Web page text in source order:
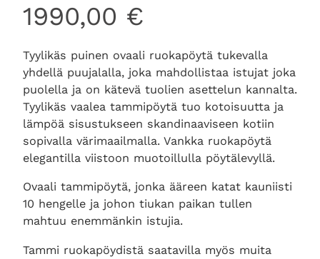
1990,00 €
Tyylikäs puinen ovaali ruokapöytä tukevalla
yhdellä puujalalla, joka mahdollistaa istujat joka
puolella ja on kätevä tuolien asettelun kannalta.
Tyylikäs vaalea tammipöytä tuo kotoisuutta ja
lämpöä sisustukseen skandinaaviseen kotiin
sopivalla värimaailmalla. Vankka ruokapöytä
elegantilla viistoon muotoillulla pöytälevyllä.
Ovaali tammipöytä, jonka ääreen katat kauniisti
10 hengelle ja johon tiukan paikan tullen
mahtuu enemmänkin istujia.
Tammi ruokapöydistä saatavilla myös muita